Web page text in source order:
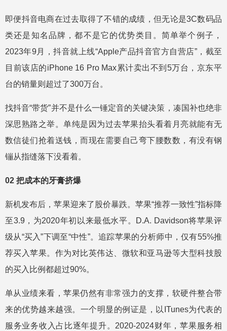
即便抖音电商在过去取得了不错的成绩，但无论是3C数码品
类还是知名品牌，都不是它的优势类目。简单举个例子，
2023年9月，抖音就上线“Apple产品抖音官方自营店”，截至
目前该店的iPhone 16 Pro Max累计卖出不到5万台，京东平
台的销量则超过了300万台。
找抖音“带货”并不是什么一锤定音的关键决策，凑国补也绝非
深思熟路之举。单纯是因为过去苹果抬头看着月亮就能有无
数信徒们抢着送钱，而现在需要自己弯下腰数数，有没有钢
镚从指缝落下没看着。
02 把成本的牙膏挤爆
新机发布后，苹果迎来了股价暴跌。苹果“推荐一致性”指标降
至3.9，为2020年初以来最低水平。D.A. Davidson将苹果评
级从“买入”下调至“中性”。追踪苹果的分析师中，仅有55%推
荐买入苹果。作为对比英伟达、微软和亚马逊等大型科技股
的买入比例都超过90%。
单从业绩来看，苹果仍然有非常强力的支撑，软硬件整合带
来的优势越来越强。一个明显的例证是，以ITunes为代表的
服务业务收入占比逐年提升。2020-2024财年，苹果服务相